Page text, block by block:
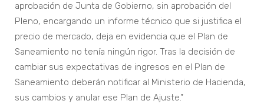
aprobación de Junta de Gobierno, sin aprobación del
Pleno, encargando un informe técnico que si justifica el
precio de mercado, deja en evidencia que el Plan de
Saneamiento no tenía ningún rigor. Tras la decisión de
cambiar sus expectativas de ingresos en el Plan de
Saneamiento deberán notificar al Ministerio de Hacienda,
sus cambios y anular ese Plan de Ajuste.”